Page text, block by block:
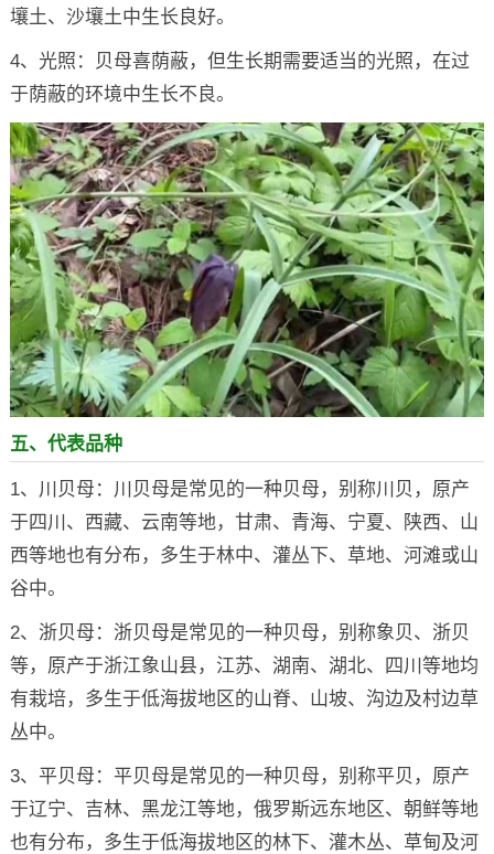
壤土、沙壤土中生长良好。
4、光照：贝母喜荫蔽，但生长期需要适当的光照，在过
于荫蔽的环境中生长不良。
五、代表品种
1、川贝母：川贝母是常见的一种贝母，别称川贝，原产
于四川、西藏、云南等地，甘肃、青海、宁夏、陕西、山
西等地也有分布，多生于林中、灌丛下、草地、河滩或山
谷中。
2、浙贝母：浙贝母是常见的一种贝母，别称象贝、浙贝
等，原产于浙江象山县，江苏、湖南、湖北、四川等地均
有栽培，多生于低海拔地区的山脊、山坡、沟边及村边草
丛中。
3、平贝母：平贝母是常见的一种贝母，别称平贝，原产
于辽宁、吉林、黑龙江等地，俄罗斯远东地区、朝鲜等地
也有分布，多生于低海拔地区的林下、灌木丛、草甸及河